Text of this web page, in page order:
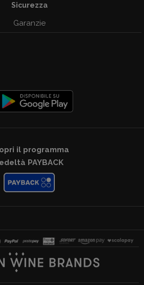
Sicurezza
Garanzie
il programma
PAYBACK